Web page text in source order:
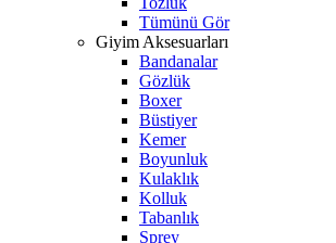
Tümünü Gör
Giyim Aksesuarları
Bandanalar
Gözlük
Boxer
Büstiyer
Kemer
Boyunluk
Kulaklık
Kolluk
Tabanlık
Sprey